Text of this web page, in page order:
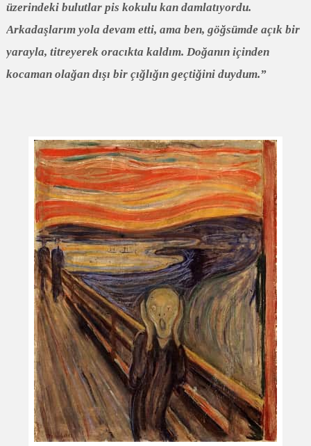
üzerindeki bulutlar pis kokulu kan damlatıyordu.
Arkadaşlarım yola devam etti, ama ben, göğsümde açık bir
yarayla, titreyerek oracıkta kaldım. Doğanın içinden
kocaman olağan dışı bir çığlığın geçtiğini duydum.”